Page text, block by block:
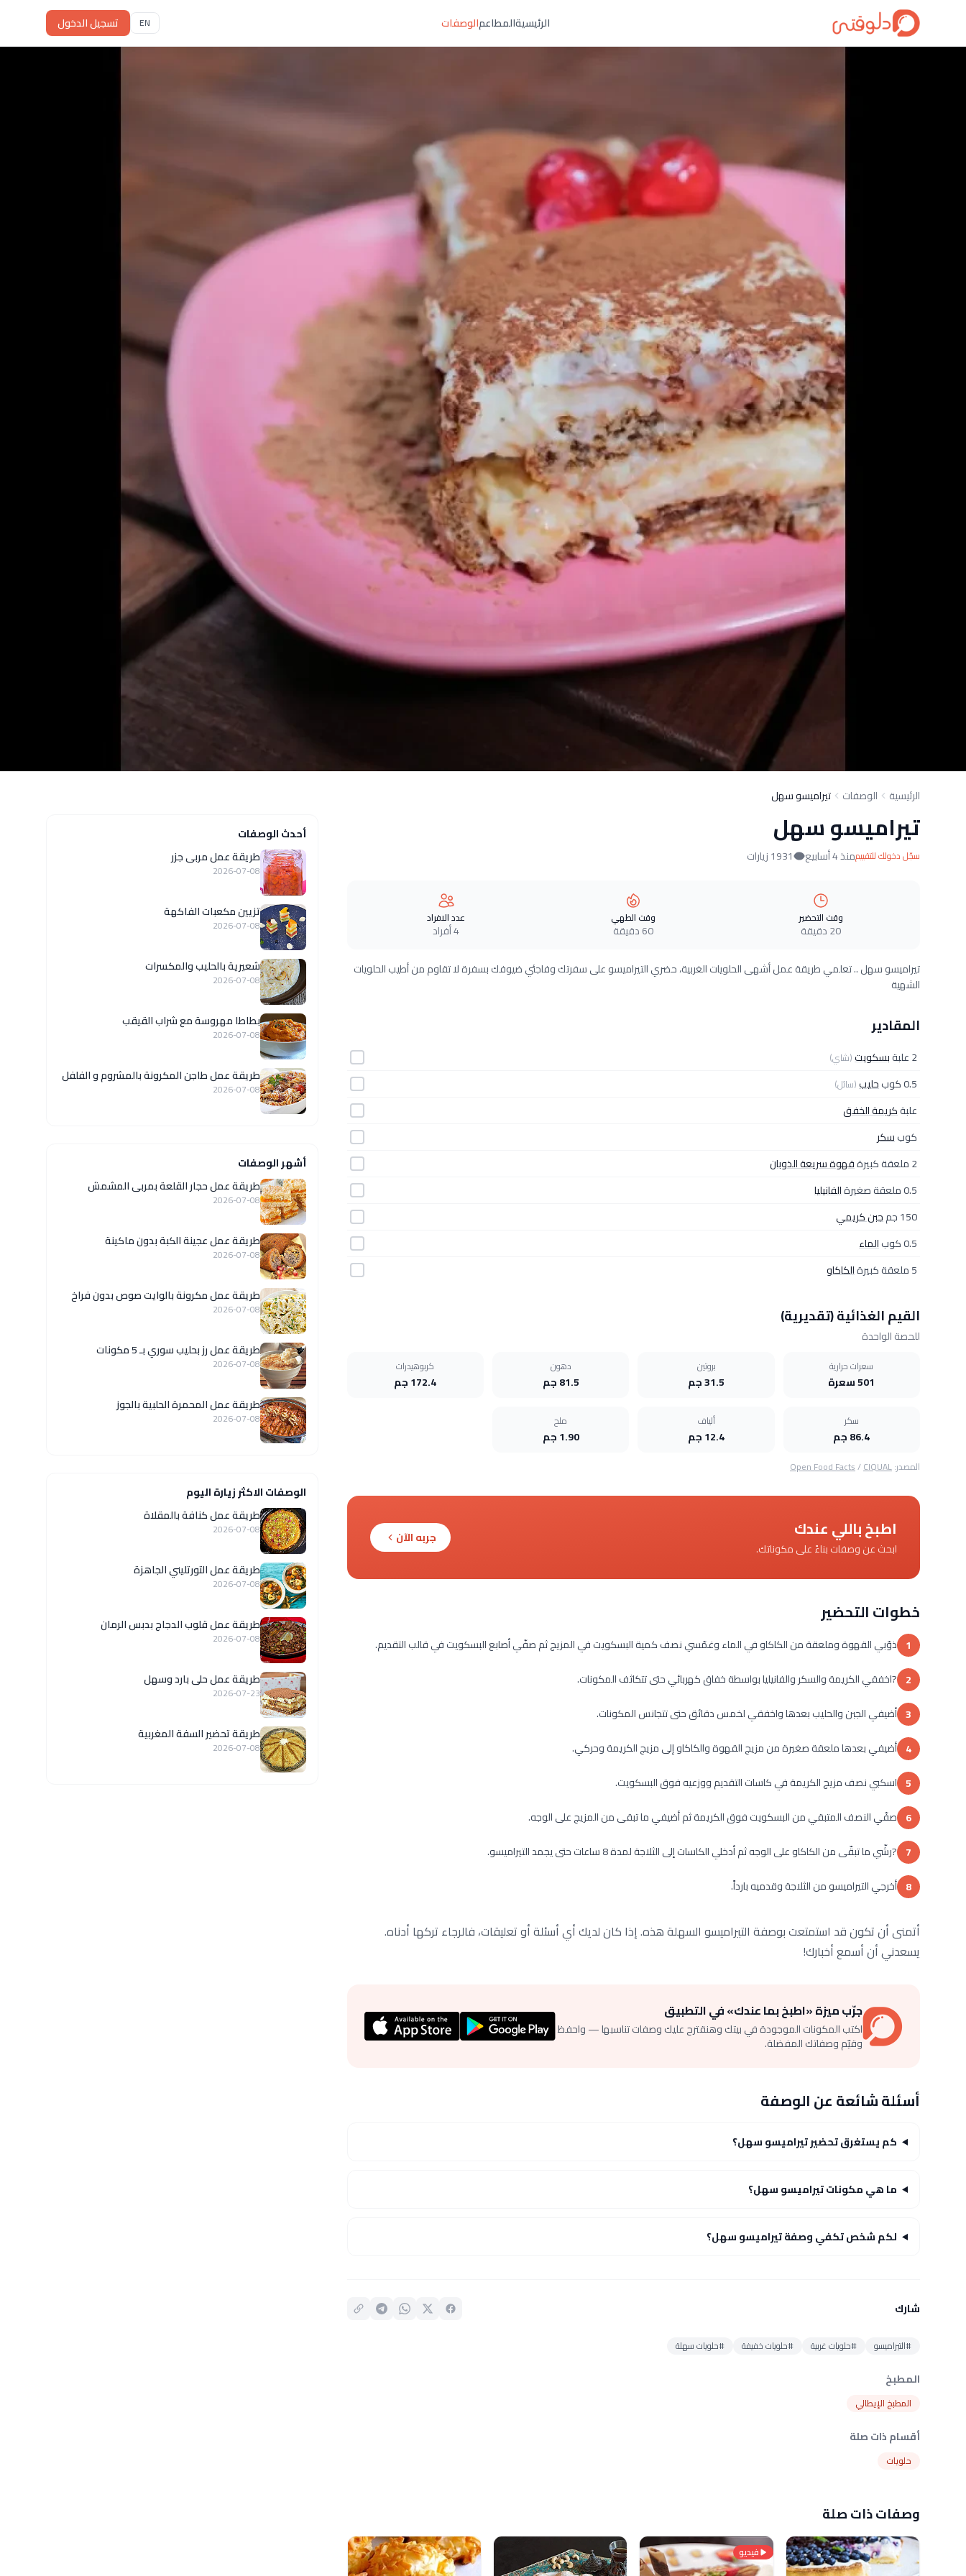
الرئيسيةالمطاعمالوصفات EN تسجيل الدخول
الرئيسية الوصفات تيراميسو سهل
تيراميسو سهل
سجّل دخولك للتقييممنذ 4 أسابيع 1931 زيارات
وقت التحضير
20 دقيقة
وقت الطهي
60 دقيقة
عدد الافراد
4 أفراد
تيراميسو سهل .. تعلمي طريقة عمل أشهى الحلويات الغربية، حضري التيراميسو على سفرتك وفاجئي ضيوفك بسفرة لا تقاوم من أطيب الحلويات
الشهية
المقادير
2 علبة بسكويت(شاي)
0.5 كوب حليب(سائل)
علبةكريمة الخفق
كوبسكر
2 ملعقة كبيرة
قهوة سريعة الذوبان
0.5 ملعقة صغيرة
الفانيليا
150 جم
جبن كريمي
0.5 كوب
الماء
5 ملعقة كبيرة
الكاكاو
القيم الغذائية (تقديرية)
للحصة الواحدة
سعرات حرارية
501 سعرة
بروتين
31.5 جم
دهون
81.5 جم
كربوهيدرات
172.4 جم
سكر
86.4 جم
ألياف
12.4 جم
ملح
1.90 جم
المصدر: Open Food Facts/CIQUAL
اطبخ باللي عندك
ابحث عن وصفات بناءً على مكوناتك.
جربه الآن
خطوات التحضير
1 ذوّبي القهوة وملعقة من الكاكاو في الماء وغمّسي نصف كمية البسكويت في المزيج ثم صفّي أصابع البسكويت في قالب التقديم.
2 ?اخفقي الكريمة والسكر والفانيليا بواسطة خفاق كهربائي حتى تتكاثف المكونات.
3 أضيفي الجبن والحليب بعدها واخفقي لخمس دقائق حتى تتجانس المكونات.
4 أضيفي بعدها ملعقة صغيرة من مزيج القهوة والكاكاو إلى مزيج الكريمة وحركي.
5 اسكبي نصف مزيج الكريمة في كاسات التقديم ووزعيه فوق البسكويت.
6 صفّي النصف المتبقي من البسكويت فوق الكريمة ثم أضيفي ما تبقى من المزيج على الوجه.
7 ?رشّي ما تبقّى من الكاكاو على الوجه ثم أدخلي الكاسات إلى الثلاجة لمدة 8 ساعات حتى يجمد التيراميسو.
8 أخرجي التيراميسو من الثلاجة وقدميه بارداً.
أتمنى أن تكون قد استمتعت بوصفة التيراميسو السهلة هذه. إذا كان لديك أي أسئلة أو تعليقات، فالرجاء تركها أدناه.
يسعدني أن أسمع أخبارك!
جرّب ميزة «اطبخ بما عندك» في التطبيق
اكتب المكونات الموجودة في بيتك وهنقترح عليك وصفات تناسبها — واحفظ
وقيّم وصفاتك المفضلة.
أسئلة شائعة عن الوصفة
كم يستغرق تحضير تيراميسو سهل؟
ما هي مكونات تيراميسو سهل؟
لكم شخص تكفي وصفة تيراميسو سهل؟
شارك
#التيراميسو #حلويات غربية #حلويات خفيفة #حلويات سهلة
المطبخ
المطبخ الإيطالي
أقسام ذات صلة
حلويات
وصفات ذات صلة
فيديو
أحدث الوصفات
طريقة عمل مربى جزر
2026-07-08
تزيين مكعبات الفاكهة
2026-07-08
شعيرية بالحليب والمكسرات
2026-07-08
بطاطا مهروسة مع شراب القيقب
2026-07-08
طريقة عمل طاجن المكرونة بالمشروم و الفلفل
2026-07-08
أشهر الوصفات
طريقة عمل حجار القلعة بمربى المشمش
2026-07-08
طريقة عمل عجينة الكبة بدون ماكينة
2026-07-08
طريقة عمل مكرونة بالوايت صوص بدون فراخ
2026-07-08
طريقة عمل رز بحليب سوري بـ 5 مكونات
2026-07-08
طريقة عمل المحمرة الحلبية بالجوز
2026-07-08
الوصفات الاكثر زيارة اليوم
طريقة عمل كنافة بالمقلاة
2026-07-08
طريقة عمل التورتليني الجاهزة
2026-07-08
طريقة عمل قلوب الدجاج بدبس الرمان
2026-07-08
طريقة عمل حلى بارد وسهل
2026-07-23
طريقة تحضير السفة المغربية
2026-07-08